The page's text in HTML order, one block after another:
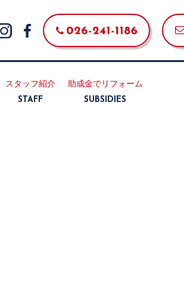
スタッフ紹介
STAFF
助成金でリフォーム
SUBSIDIES